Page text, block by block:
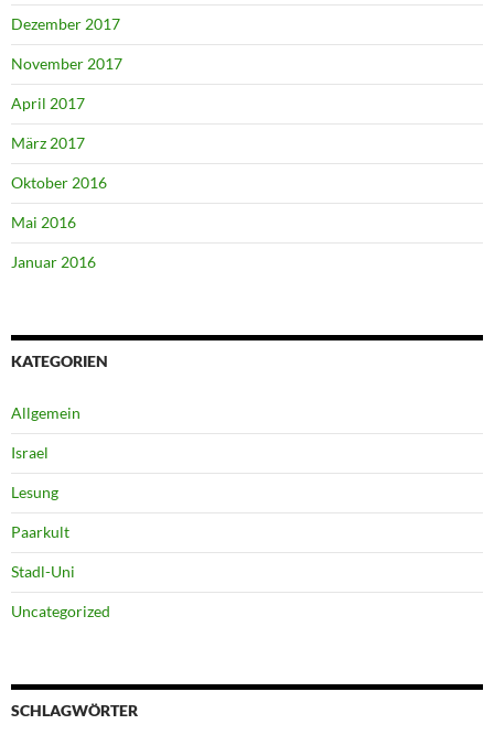
Dezember 2017
November 2017
April 2017
März 2017
Oktober 2016
Mai 2016
Januar 2016
KATEGORIEN
Allgemein
Israel
Lesung
Paarkult
Stadl-Uni
Uncategorized
SCHLAGWÖRTER